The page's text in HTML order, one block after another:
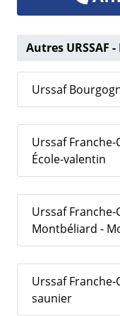
Autres URSSAF
Urssaf
Urssaf Franche-
École-valentin
Urssaf
Montbéliard -
Urssaf Franche-
saunier